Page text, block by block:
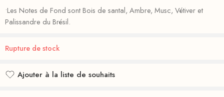
•Les Notes de Fond sont Bois de santal, Ambre, Musc, Vétiver et
Palissandre du Brésil.
Rupture de stock
Ajouter à la liste de souhaits